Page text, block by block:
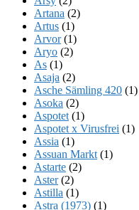
Artana (2)
Artus (1)
Arvor(1)
Aryo (2)
As (1)
Asaja (2)
Asche Sämling 420 (1)
Asoka (2)
Aspotet (1)
Aspotet x Virusfrei (1)
Assia (1)
Assuan Markt (1)
Astarte (2)
Aster(2)
Astilla (1)
Astra (1973) (1)